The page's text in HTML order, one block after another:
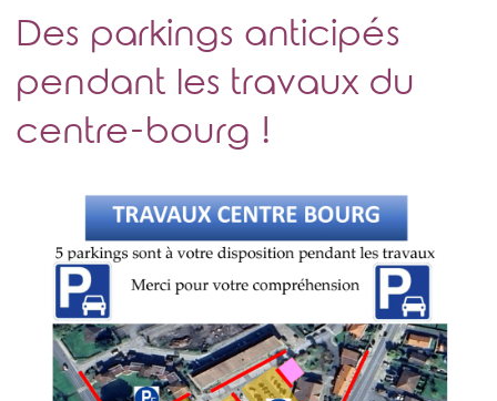
Des parkings anticipés
pendant les travaux du
centre-bourg !